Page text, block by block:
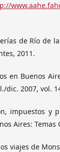
de Río de
2011.
en Buenos
dic. 2007, vol.
impuestos y
Aires: Temas
viajes de